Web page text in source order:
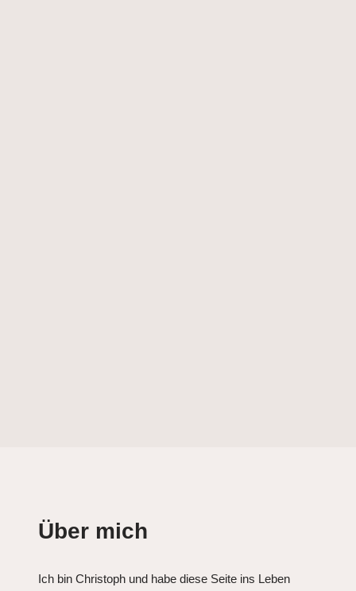
Über mich
Ich bin Christoph und habe diese Seite ins Leben